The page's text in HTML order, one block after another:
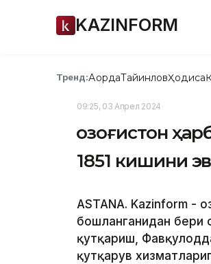
KAZINFORM
Тренд:АқордаТайинловҲодиса
09:25, 03 Апрел 2024
Қозоғистон
1851 кишини
ASTANA. Kazinform -
бошланганидан бери
қутқариш,
қутқарув